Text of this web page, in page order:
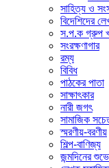
সাহিত্য ও
বিদেশিদের
স.প.ক গ্রুপ
সংরক্ষণাগার
রম্য
বিবিধ
পাঠকের পাতা
সাক্ষাৎকার
নারী জগৎ
সামাজিক
স্মরণীয়-বরণীয়
শিল্প-বাণিজ্য
জন্মদিনের